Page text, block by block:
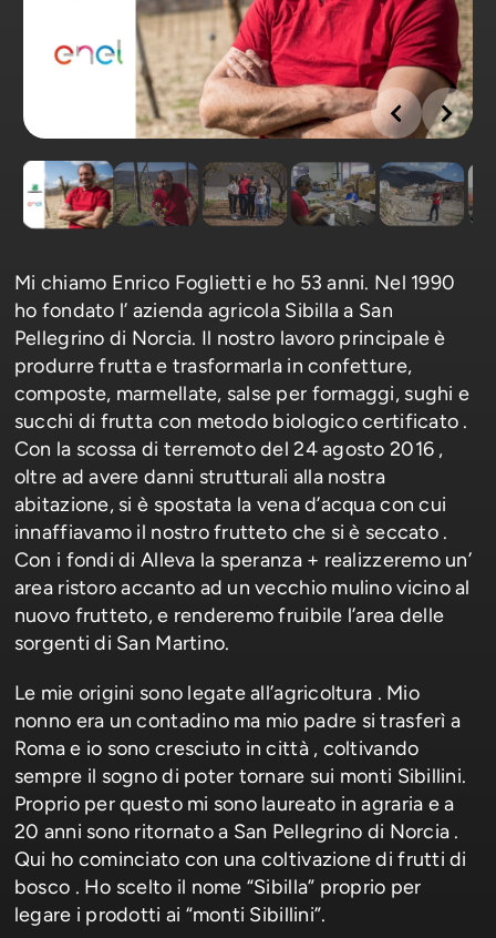
Mi chiamo Enrico Foglietti e ho 53 anni. Nel 1990
ho fondato l’ azienda agricola Sibilla a San
Pellegrino di Norcia. Il nostro lavoro principale è
produrre frutta e trasformarla in confetture,
composte, marmellate, salse per formaggi, sughi e
succhi di frutta con metodo biologico certificato .
Con la scossa di terremoto del 24 agosto 2016 ,
oltre ad avere danni strutturali alla nostra
abitazione, si è spostata la vena d’acqua con cui
innaffiavamo il nostro frutteto che si è seccato .
Con i fondi di Alleva la speranza + realizzeremo un’
area ristoro accanto ad un vecchio mulino vicino al
nuovo frutteto, e renderemo fruibile l’area delle
sorgenti di San Martino.
Le mie origini sono legate all’agricoltura . Mio
nonno era un contadino ma mio padre si trasferì a
Roma e io sono cresciuto in città , coltivando
sempre il sogno di poter tornare sui monti Sibillini.
Proprio per questo mi sono laureato in agraria e a
20 anni sono ritornato a San Pellegrino di Norcia .
Qui ho cominciato con una coltivazione di frutti di
bosco . Ho scelto il nome “Sibilla” proprio per
legare i prodotti ai “monti Sibillini”.